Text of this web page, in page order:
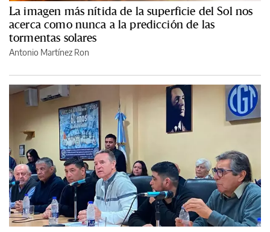
La imagen más nítida de la superficie del Sol nos
acerca como nunca a la predicción de las
tormentas solares
Antonio Martínez Ron